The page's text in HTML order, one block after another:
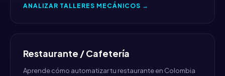
ANALIZAR TALLERES MECÁNICOS →
Restaurante / Cafetería
Aprende cómo automatizar tu restaurante en Colombia